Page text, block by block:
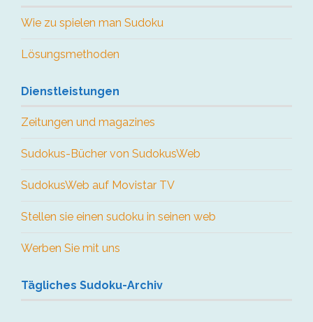
Wie zu spielen man Sudoku
Lösungsmethoden
Dienstleistungen
Zeitungen und magazines
Sudokus-Bücher von SudokusWeb
SudokusWeb auf Movistar TV
Stellen sie einen sudoku in seinen web
Werben Sie mit uns
Tägliches Sudoku-Archiv